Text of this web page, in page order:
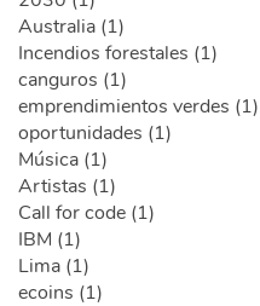
Australia (1)
Incendios forestales (1)
canguros (1)
emprendimientos verdes (1)
oportunidades (1)
Música (1)
Artistas (1)
Call for code (1)
IBM (1)
Lima (1)
ecoins (1)